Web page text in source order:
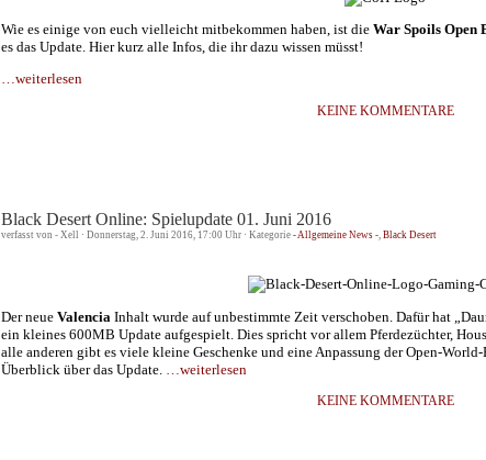
Wie es einige von euch vielleicht mitbekommen haben, ist die War Spoils Open
es das Update. Hier kurz alle Infos, die ihr dazu wissen müsst!
…weiterlesen
KEINE KOMMENTARE
Black Desert Online: Spielupdate 01. Juni 2016
verfasst von - Xell · Donnerstag, 2. Juni 2016, 17:00 Uhr · Kategorie - Allgemeine News - Black Desert
Der neue Valencia Inhalt wurde auf unbestimmte Zeit verschoben. Dafür hat
ein kleines 600MB Update aufgespielt. Dies spricht vor allem Pferdezüchter,
alle anderen gibt es viele kleine Geschenke und eine Anpassung der Open-
Überblick über das Update.
…weiterlesen
KEINE KOMMENTARE